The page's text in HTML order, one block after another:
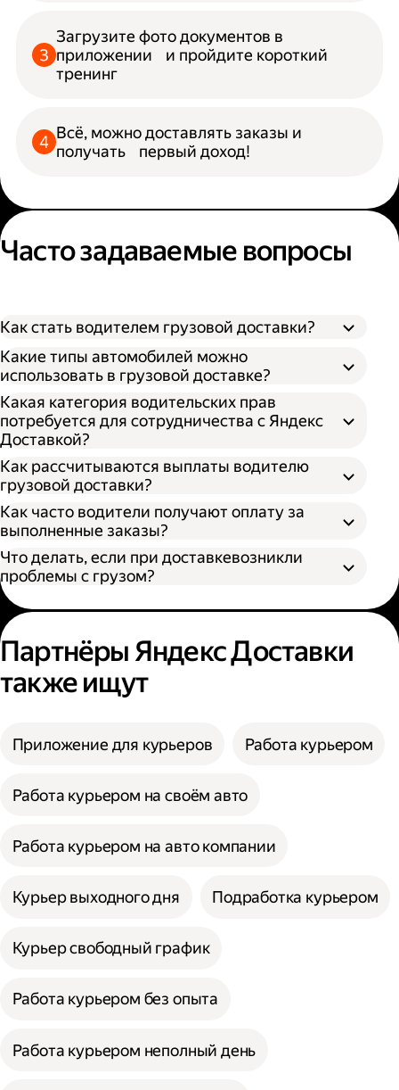
Загрузите фото документов в
приложении и пройдите короткий
тренинг
Всё, можно доставлять заказы и
получать первый доход!
Часто задаваемые вопросы
Как стать водителем грузовой доставки?
Какие типы автомобилей можно
использовать в грузовой доставке?
S — от 170 × 100 × 90 см
M — от 260 × 130 × 150 см
L — от 380 × 180 × 180 см
XL — от 400 × 190 × 200 см
Какая категория водительских прав
потребуется для сотрудничества с Яндекс
Доставкой?
Как рассчитываются выплаты водителю
грузовой доставки?
Как часто водители получают оплату за
выполненные заказы?
Что делать, если при доставкевозникли
проблемы с грузом?
Партнёры Яндекс Доставки
также ищут
Приложение для курьеров Работа курьером
Работа курьером на своём авто
Работа курьером на авто компании
Курьер выходного дня Подработка курьером
Курьер свободный график
Работа курьером без опыта
Работа курьером неполный день